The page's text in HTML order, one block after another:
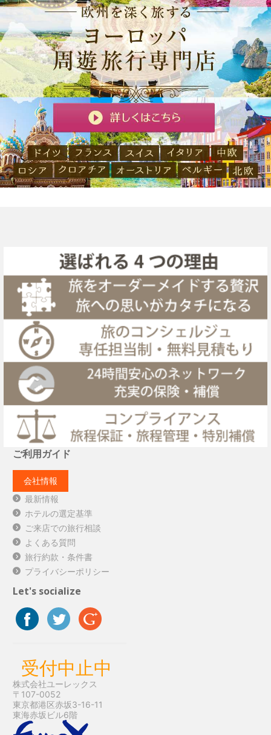
ご利用ガイド
会社情報
最新情報
ホテルの選定基準
ご来店での旅行相談
よくある質問
旅行約款・条件書
プライバシーポリシー
Let's socialize
受付中止中
株式会社ユーレックス
〒107-0052
東京都港区赤坂3-16-11
東海赤坂ビル6階